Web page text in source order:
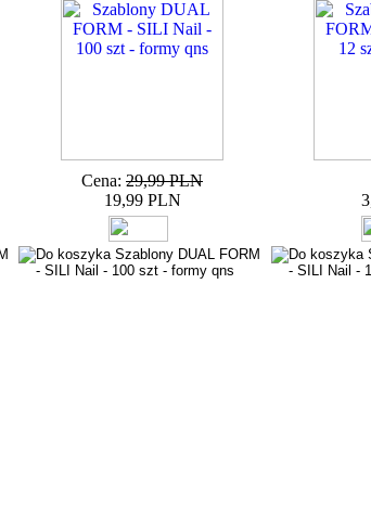
Cena: 29,99 PLN
19,99 PLN